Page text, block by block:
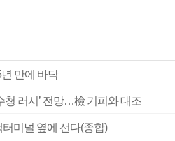
만에 바닥
청 러시’ 전망…檢 기피와 대조
미널 옆에 선다(종합)